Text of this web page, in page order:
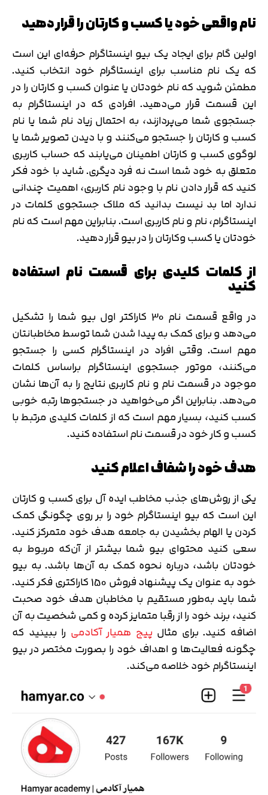
نام واقعی خود یا کسب و کارتان را قرار دهید
اولین گام برای ایجاد یک بیو اینستاگرام حرفه‌ای این است
که یک نام مناسب برای اینستاگرام خود انتخاب کنید.
مطمئن شوید که نام خودتان یا عنوان کسب و کارتان را در
این قسمت قرار می‌دهید. افرادی که در اینستاگرام به
جستجوی شما می‌پردازند، به احتمال زیاد نام شما یا نام
کسب و کارتان را جستجو می‌کنند و با دیدن تصویر شما یا
لوگوی کسب و کارتان اطمینان می‌یابند که حساب کاربری
متعلق به خود شما است نه فرد دیگری. شاید با خود فکر
کنید که قرار دادن نام با وجود نام کاربری، اهمیت چندانی
ندارد اما بد نیست بدانید که ملاک جستجوی کلمات در
اینستاگرام، نام و نام کاربری است. بنابراین مهم است که نام
خودتان یا کسب وکارتان را در بیو قرار دهید.
از کلمات کلیدی برای قسمت نام استفاده
کنید
در واقع قسمت نام 30 کاراکتر اول بیو شما را تشکیل
می‌دهد و برای کمک به پیدا شدن شما توسط مخاطبانتان
مهم است. وقتی افراد در اینستاگرام کسی را جستجو
می‌کنند، موتور جستجوی اینستاگرام براساس کلمات
موجود در قسمت نام و نام کاربری نتایج را به آن‌ها نشان
می‌دهد. بنابراین اگر می‌خواهید در جستجوها رتبه خوبی
کسب کنید، بسیار مهم است که از کلمات کلیدی مرتبط با
کسب و کار خود در قسمت نام استفاده کنید.
هدف خود را شفاف اعلام کنید
یکی از روش‌های جذب مخاطب ایده آل برای کسب و کارتان
این است که بیو اینستاگرام خود را بر روی چگونگی کمک
کردن یا الهام بخشیدن به جامعه هدف خود متمرکز کنید.
سعی کنید محتوای بیو شما بیشتر از آن‌که مربوط به
خودتان باشد، درباره نحوه کمک به آن‌ها باشد. به بیو
خود به عنوان یک پیشنهاد فروش 150 کاراکتری فکر کنید.
شما باید به‌طور مستقیم با مخاطبان هدف خود صحبت
کنید، برند خود را از رقبا متمایز کرده و کمی شخصیت به آن
اضافه کنید. برای مثالپیج همیار آکادمی را ببینید که
چگونه فعالیت‌ها و اهداف خود را بصورت مختصر در بیو
اینستاگرام خود خلاصه می‌کند.